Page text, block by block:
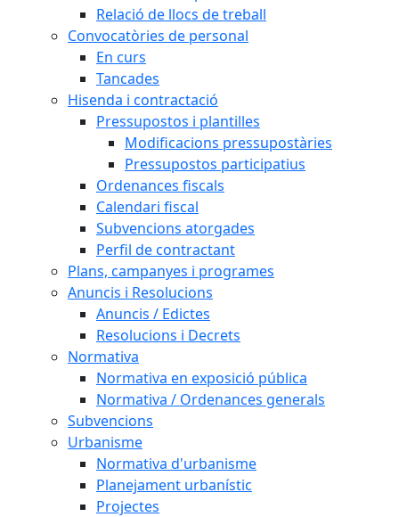
Relació de llocs de treball
Convocatòries de personal
En curs
Tancades
Hisenda i contractació
Pressupostos i plantilles
Modificacions pressupostàries
Pressupostos participatius
Ordenances fiscals
Calendari fiscal
Subvencions atorgades
Perfil de contractant
Plans, campanyes i programes
Anuncis i Resolucions
Anuncis / Edictes
Resolucions i Decrets
Normativa
Normativa en exposició pública
Normativa / Ordenances generals
Subvencions
Urbanisme
Normativa d'urbanisme
Planejament urbanístic
Projectes